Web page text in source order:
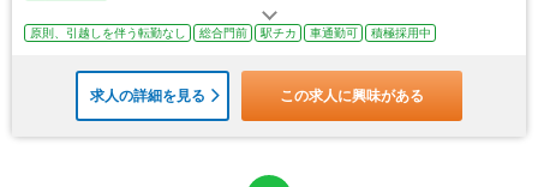
原則、引越しを伴う転勤なし 総合門前 駅チカ 車通勤可 積極採用中
求人の詳細を見る この求人に興味がある